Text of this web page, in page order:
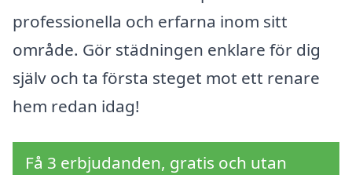
professionella och erfarna inom sitt
område. Gör städningen enklare för dig
själv och ta första steget mot ett renare
hem redan idag!
Få 3 erbjudanden, gratis och utan